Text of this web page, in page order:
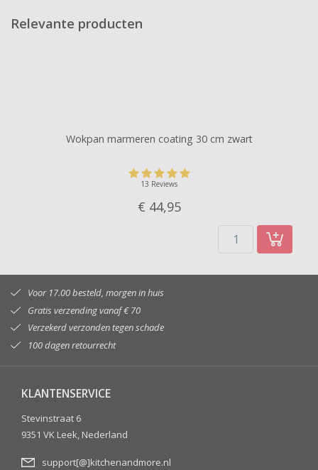
Relevante producten
Wokpan marmeren coating 30 cm zwart
13 Reviews
€ 44,95
Voor 17.00 besteld, morgen in huis
Gratis verzending vanaf € 70
Verzekerd verzonden tegen schade
100 dagen retourrecht
KLANTENSERVICE
Stevinstraat 6
9351 VK Leek, Nederland
support[@]kitchenandmore.nl